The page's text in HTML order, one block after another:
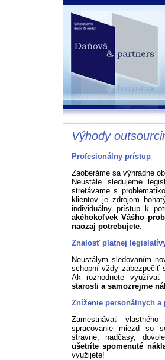
Výhody
Profesionálny prístup
Zaoberáme sa výhradne
Neustále sledujeme
stretávame s
klientov je zdrojom
individuálny prístup k
akéhokoľvek Vášho
naozaj potrebujete.
Znalosť platnej
Neustálym sledovaním
schopní vždy zabezpečiť
Ak rozhodnete
starosti a samozrejme
Zníženie personálnych a
Zamestnávať
spracovanie miezd so
stravné, nadčasy,
ušetríte spomenuté
využijete!